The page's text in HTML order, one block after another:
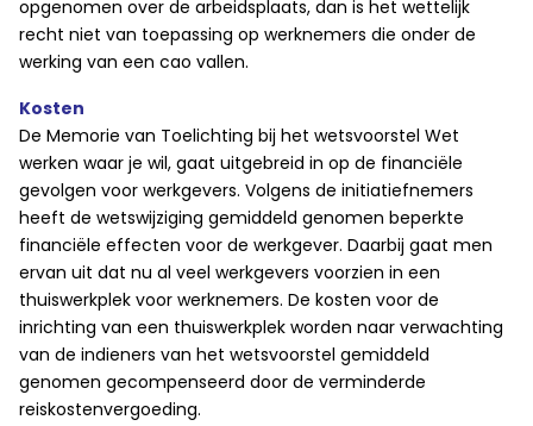
opgenomen over de arbeidsplaats, dan is het wettelijk
recht niet van toepassing op werknemers die onder de
werking van een cao vallen.
Kosten
De Memorie van Toelichting bij het wetsvoorstel Wet
werken waar je wil, gaat uitgebreid in op de financiële
gevolgen voor werkgevers. Volgens de initiatiefnemers
heeft de wetswijziging gemiddeld genomen beperkte
financiële effecten voor de werkgever. Daarbij gaat men
ervan uit dat nu al veel werkgevers voorzien in een
thuiswerkplek voor werknemers. De kosten voor de
inrichting van een thuiswerkplek worden naar verwachting
van de indieners van het wetsvoorstel gemiddeld
genomen gecompenseerd door de verminderde
reiskostenvergoeding.